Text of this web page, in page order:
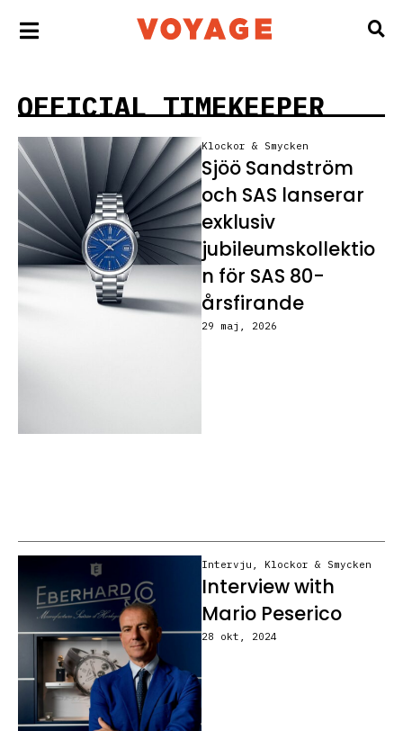
OFFICIAL TIMEKEEPER
Klockor & Smycken
Sjöö Sandström
och SAS lanserar
exklusiv
jubileumskollektio
n för SAS 80-
årsfirande
29 maj, 2026
Intervju , Klockor & Smycken
Interview with
Mario Peserico
28 okt, 2024